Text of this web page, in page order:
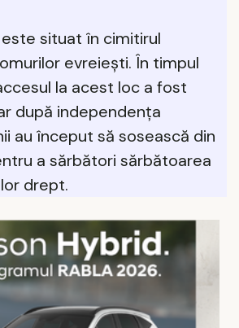
situat în cimitirul
evreiești. În timpul
la acest loc a fost
după independența
au început să sosească din
a sărbători sărbătoarea
drept.